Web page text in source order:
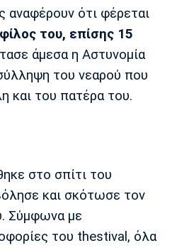
Τσέλσι Άρσεναλ
Μίλαν Μπάγερν
αναφέρουν ότι φέρεται
του, επίσης 15
άμεσα η Αστυνομία
του νεαρού που
και του πατέρα του.
στο σπίτι του
και σκότωσε τον
Σύμφωνα με
του thestival, όλα